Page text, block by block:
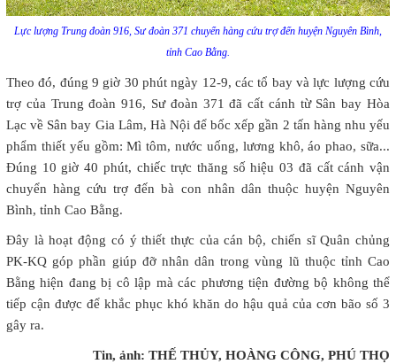
Lực lượng Trung đoàn 916, Sư đoàn 371 chuyển hàng cứu trợ đến huyện Nguyên Bình,
tỉnh Cao Bằng.
Theo đó, đúng 9 giờ 30 phút ngày 12-9, các tổ bay và lực lượng cứu
trợ của Trung đoàn 916, Sư đoàn 371 đã cất cánh từ Sân bay Hòa
Lạc về Sân bay Gia Lâm, Hà Nội để bốc xếp gần 2 tấn hàng nhu yếu
phẩm thiết yếu gồm: Mì tôm, nước uống, lương khô, áo phao, sữa...
Đúng 10 giờ 40 phút, chiếc trực thăng số hiệu 03 đã cất cánh vận
chuyển hàng cứu trợ đến bà con nhân dân thuộc huyện Nguyên
Bình, tỉnh Cao Bằng.
Đây là hoạt động có ý thiết thực của cán bộ, chiến sĩ Quân chủng
PK-KQ góp phần giúp đỡ nhân dân trong vùng lũ thuộc tỉnh Cao
Bằng hiện đang bị cô lập mà các phương tiện đường bộ không thể
tiếp cận được để khắc phục khó khăn do hậu quả của cơn bão số 3
gây ra.
Tin, ảnh: THẾ THỦY, HOÀNG CÔNG, PHÚ THỌ